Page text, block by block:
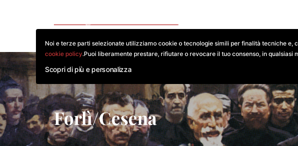
Forlì/Cesena
Noi e terze parti selezionate utilizziamo cookie o tecnologie simili per finalità tecniche
cookie policy.Puoi liberamente prestare, rifiutare o revocare il tuo consenso, in
Scopri di più e personalizza